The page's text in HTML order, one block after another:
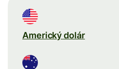
Americký dolár